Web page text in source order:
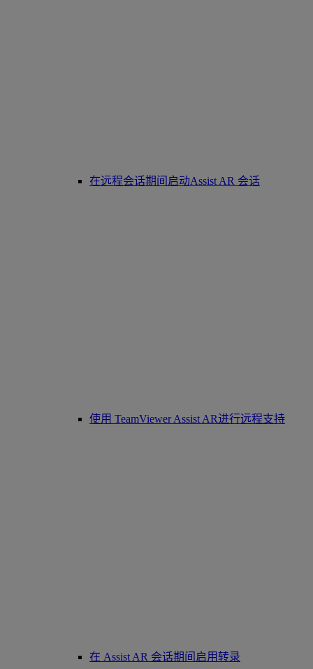
在远程会话期间启动Assist AR 会话
使用 TeamViewer Assist AR进行远程支持
在 Assist AR 会话期间启用转录